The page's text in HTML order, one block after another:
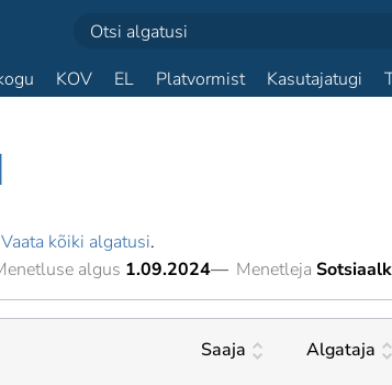
KOV EL Platvormist Kasutajatugi
Vaata kõiki algatusi.
algus 1.09.2024— Menetleja
Saaja Algataja